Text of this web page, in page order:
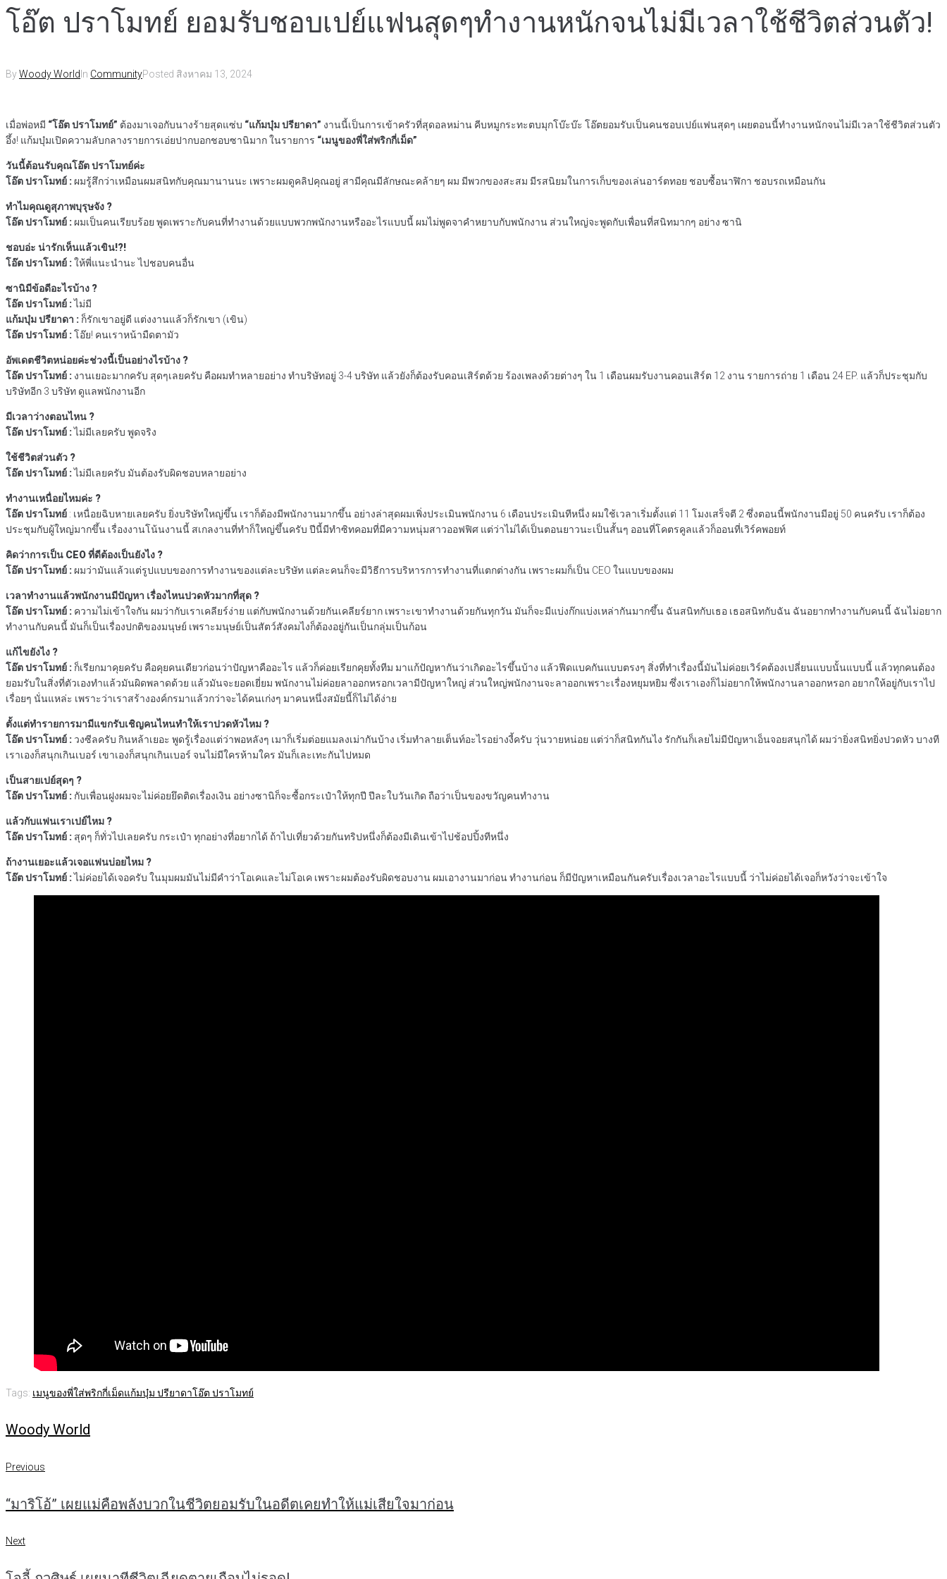
โอ๊ต ปราโมทย์ ยอมรับชอบเปย์แฟนสุดๆทำงานหนักจนไม่มีเวลาใช้ชีวิตส่วนตัว!
ByWoody World In CommunityPosted สิงหาคม 13, 2024
เมื่อพ่อหมี “โอ๊ต ปราโมทย์” ต้องมาเจอกับนางร้ายสุดแซ่บ “แก้มบุ๋ม ปรียาดา” งานนี้เป็นการเข้าครัวที่สุดอลหม่าน คีบหมูกระทะตบมุกโบ๊ะบ๊ะ โอ๊ตยอมรับเป็นคนชอบเปย์แฟนสุดๆ เผยตอนนี้ทำงานหนักจนไม่มีเวลาใช้ชีวิตส่วนตัว
อึ้ง! แก้มบุ๋มเปิดความลับกลางรายการเอ่ยปากบอกชอบซานิมาก ในรายการ “เมนูของพี่ใส่พริกกี่เม็ด”
วันนี้ต้อนรับคุณโอ๊ต ปราโมทย์ค่ะ
โอ๊ต ปราโมทย์ : ผมรู้สึกว่าเหมือนผมสนิทกับคุณมานานนะ เพราะผมดูคลิปคุณอยู่ สามีคุณมีลักษณะคล้ายๆ ผม มีพวกของสะสม มีรสนิยมในการเก็บของเล่นอาร์ตทอย ชอบซื้อนาฬิกา ชอบรถเหมือนกัน
ทำไมคุณดูสุภาพบุรุษจัง ?
โอ๊ต ปราโมทย์ : ผมเป็นคนเรียบร้อย พูดเพราะกับคนที่ทำงานด้วยแบบพวกพนักงานหรืออะไรแบบนี้ ผมไม่พูดจาคำหยาบกับพนักงาน ส่วนใหญ่จะพูดกับเพื่อนที่สนิทมากๆ อย่าง ซานิ
ชอบอ่ะ น่ารักเห็นแล้วเขิน!?!
โอ๊ต ปราโมทย์ :ให้พี่แนะนำนะ ไปชอบคนอื่น
ซานิมีข้อดีอะไรบ้าง ?
โอ๊ต ปราโมทย์ :ไม่มี
แก้มบุ๋ม ปรียาดา : ก็รักเขาอยู่ดี แต่งงานแล้วก็รักเขา (เขิน)
โอ๊ต ปราโมทย์ :โอ๊ย! คนเราหน้ามืดตามัว
อัพเดตชีวิตหน่อยค่ะช่วงนี้เป็นอย่างไรบ้าง ?
โอ๊ต ปราโมทย์ : งานเยอะมากครับ สุดๆเลยครับ คือผมทำหลายอย่าง ทำบริษัทอยู่ 3-4 บริษัท แล้วยังก็ต้องรับคอนเสิร์ตด้วย ร้องเพลงด้วยต่างๆ ใน 1 เดือนผมรับงานคอนเสิร์ต 12 งาน รายการถ่าย 1 เดือน 24 EP. แล้วก็ประชุมกับ
บริษัทอีก 3 บริษัท ดูแลพนักงานอีก
มีเวลาว่างตอนไหน ?
โอ๊ต ปราโมทย์ :ไม่มีเลยครับ พูดจริง
ใช้ชีวิตส่วนตัว ?
โอ๊ต ปราโมทย์ :ไม่มีเลยครับ มันต้องรับผิดชอบหลายอย่าง
ทำงานเหนื่อยไหมค่ะ ?
โอ๊ต ปราโมทย์ : เหนื่อยฉิบหายเลยครับ ยิ่งบริษัทใหญ่ขึ้น เราก็ต้องมีพนักงานมากขึ้น อย่างล่าสุดผมเพิ่งประเมินพนักงาน 6 เดือนประเมินทีหนึ่ง ผมใช้เวลาเริ่มตั้งแต่ 11 โมงเสร็จตี 2 ซึ่งตอนนี้พนักงานมีอยู่ 50 คนครับ เราก็ต้อง
ประชุมกับผู้ใหญ่มากขึ้น เรื่องงานโน้นงานนี้ สเกลงานที่ทำก็ใหญ่ขึ้นครับ ปีนี้มีทำซิทคอมที่มีความหนุ่มสาวออฟฟิศ แต่ว่าไม่ได้เป็นตอนยาวนะเป็นสั้นๆ ออนที่โคตรคูลแล้วก็ออนที่เวิร์คพอยท์
คิดว่าการเป็น CEO ที่ดีต้องเป็นยังไง ?
โอ๊ต ปราโมทย์ : ผมว่ามันแล้วแต่รูปแบบของการทำงานของแต่ละบริษัท แต่ละคนก็จะมีวิธีการบริหารการทำงานที่แตกต่างกัน เพราะผมก็เป็น CEO ในแบบของผม
เวลาทำงานแล้วพนักงานมีปัญหา เรื่องไหนปวดหัวมากที่สุด ?
โอ๊ต ปราโมทย์ : ความไม่เข้าใจกัน ผมว่ากับเราเคลียร์ง่าย แต่กับพนักงานด้วยกันเคลียร์ยาก เพราะเขาทำงานด้วยกันทุกวัน มันก็จะมีแบ่งก๊กแบ่งเหล่ากันมากขึ้น ฉันสนิทกับเธอ เธอสนิทกับฉัน ฉันอยากทำงานกับคนนี้ ฉันไม่อยาก
ทำงานกับคนนี้ มันก็เป็นเรื่องปกติของมนุษย์ เพราะมนุษย์เป็นสัตว์สังคมไงก็ต้องอยู่กันเป็นกลุ่มเป็นก้อน
แก้ไขยังไง ?
โอ๊ต ปราโมทย์ : ก็เรียกมาคุยครับ คือคุยคนเดียวก่อนว่าปัญหาคืออะไร แล้วก็ค่อยเรียกคุยทั้งทีม มาแก้ปัญหากันว่าเกิดอะไรขึ้นบ้าง แล้วฟีดแบคกันแบบตรงๆ สิ่งที่ทำเรื่องนี้มันไม่ค่อยเวิร์คต้องเปลี่ยนแบบนั้นแบบนี้ แล้วทุกคนต้อง
ยอมรับในสิ่งที่ตัวเองทำแล้วมันผิดพลาดด้วย แล้วมันจะยอดเยี่ยม พนักงานไม่ค่อยลาออกหรอกเวลามีปัญหาใหญ่ ส่วนใหญ่พนักงานจะลาออกเพราะเรื่องหยุมหยิม ซึ่งเราเองก็ไม่อยากให้พนักงานลาออกหรอก อยากให้อยู่กับเราไป
เรื่อยๆ นั่นแหล่ะ เพราะว่าเราสร้างองค์กรมาแล้วกว่าจะได้คนเก่งๆ มาคนหนึ่งสมัยนี้ก็ไม่ได้ง่าย
ตั้งแต่ทำรายการมามีแขกรับเชิญคนไหนทำให้เราปวดหัวไหม ?
โอ๊ต ปราโมทย์ : วงซีลครับ กินหล้าเยอะ พูดรู้เรื่องแต่ว่าพอหลังๆ เมาก็เริ่มต่อยแมลงเม่ากันบ้าง เริ่มทำลายเต็นท์อะไรอย่างงี้ครับ วุ่นวายหน่อย แต่ว่าก็สนิทกันไง รักกันก็เลยไม่มีปัญหาเอ็นจอยสนุกได้ ผมว่ายิ่งสนิทยิ่งปวดหัว บางที
เราเองก็สนุกเกินเบอร์ เขาเองก็สนุกเกินเบอร์ จนไม่มีใครห้ามใคร มันก็เละเทะกันไปหมด
เป็นสายเปย์สุดๆ ?
โอ๊ต ปราโมทย์ : กับเพื่อนฝูงผมจะไม่ค่อยยึดติดเรื่องเงิน อย่างซานิก็จะซื้อกระเป๋าให้ทุกปี ปีละใบวันเกิด ถือว่าเป็นของขวัญคนทำงาน
แล้วกับแฟนเราเปย์ไหม ?
โอ๊ต ปราโมทย์ : สุดๆ ก็ทั่วไปเลยครับ กระเป๋า ทุกอย่างที่อยากได้ ถ้าไปเที่ยวด้วยกันทริปหนึ่งก็ต้องมีเดินเข้าไปช้อปปิ้งทีหนึ่ง
ถ้างานเยอะแล้วเจอแฟนบ่อยไหม ?
โอ๊ต ปราโมทย์ :ไม่ค่อยได้เจอครับ ในมุมผมมันไม่มีคำว่าโอเคและไม่โอเค เพราะผมต้องรับผิดชอบงาน ผมเอางานมาก่อน ทำงานก่อน ก็มีปัญหาเหมือนกันครับเรื่องเวลาอะไรแบบนี้ ว่าไม่ค่อยได้เจอก็หวังว่าจะเข้าใจ
Tags: เมนูของพี่ใส่พริกกี่เม็ดแก้มบุ๋ม ปรียาดาโอ๊ต ปราโมทย์
Woody World
แนะแนว
เรื่อง
Previous
Previous
“มาริโอ้” เผยแม่คือพลังบวกในชีวิตยอมรับในอดีตเคยทำให้แม่เสียใจมาก่อน
Next
Next